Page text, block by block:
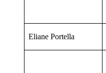
Eliane Portella